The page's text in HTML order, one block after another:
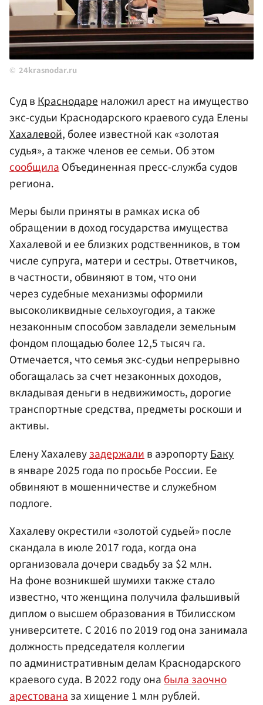
24krasnodar.ru
Суд вКраснодареналожил арест на имущество
экс-судьи Краснодарского краевого суда Елены
Хахалевой, более известной как «золотая
судья», а также членов ее семьи. Об этом
сообщилаОбъединенная пресс-служба судов
региона.
Меры были приняты в рамках иска об
обращении в доход государства имущества
Хахалевой и ее близких родственников, в том
числе супруга, матери и сестры. Ответчиков,
в частности, обвиняют в том, что они
через судебные механизмы оформили
высоколиквидные сельхоугодия, а также
незаконным способом завладели земельным
фондом площадью более 12,5 тысяч га.
Отмечается, что семья экс-судьи непрерывно
обогащалась за счет незаконных доходов,
вкладывая деньги в недвижимость, дорогие
транспортные средства, предметы роскоши и
активы.
Елену Хахалевузадержали в аэропортуБаку
в январе 2025 года по просьбе России. Ее
обвиняют в мошенничестве и служебном
подлоге.
Хахалеву окрестили «золотой судьей» после
скандала в июле 2017 года, когда она
организовала дочери свадьбу за $2 млн.
На фоне возникшей шумихи также стало
известно, что женщина получила фальшивый
диплом о высшем образования в Тбилисском
университете. С 2016 по 2019 год она занимала
должность председателя коллегии
по административным делам Краснодарского
краевого суда. В 2022 году онабыла заочно
арестованаза хищение 1 млн рублей.